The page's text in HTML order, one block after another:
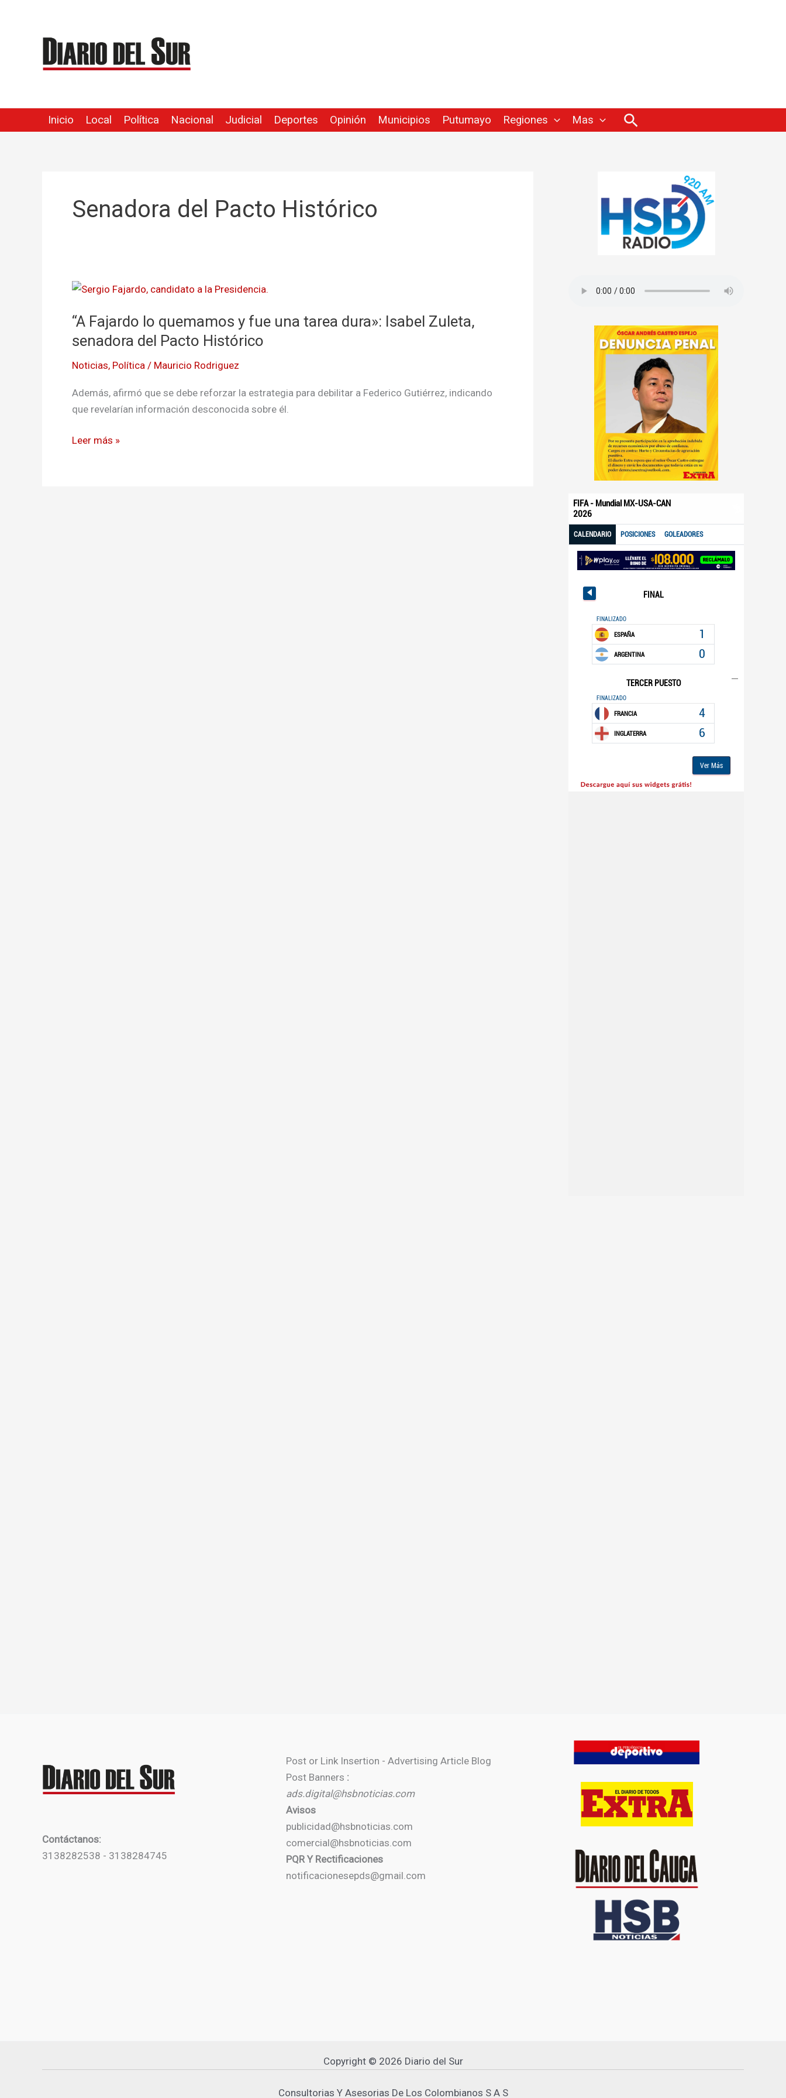
contenido
Inicio Local Política Nacional Judicial Deportes Opinión Municipios Putumayo Regiones Mas Buscar
Senadora del Pacto Histórico
“A Fajardo lo quemamos y fue una tarea dura»: Isabel Zuleta,
senadora del Pacto Histórico
Noticias, Política / Mauricio Rodriguez
Además, afirmó que se debe reforzar la estrategia para debilitar a Federico Gutiérrez, indicando
que revelarían información desconocida sobre él.
“A
lo
quemamos y
una
Zuleta,
Leer más »
Contáctanos:
3138282538 - 3138284745
Post or Link Insertion - Advertising Article Blog
Post Banners :
ads.digital@hsbnoticias.com
Avisos
publicidad@hsbnoticias.com
comercial@hsbnoticias.com
PQR Y Rectificaciones
notificacionesepds@gmail.com
Copyright © 2026 Diario del Sur
Consultorias Y Asesorias De Los Colombianos S A S